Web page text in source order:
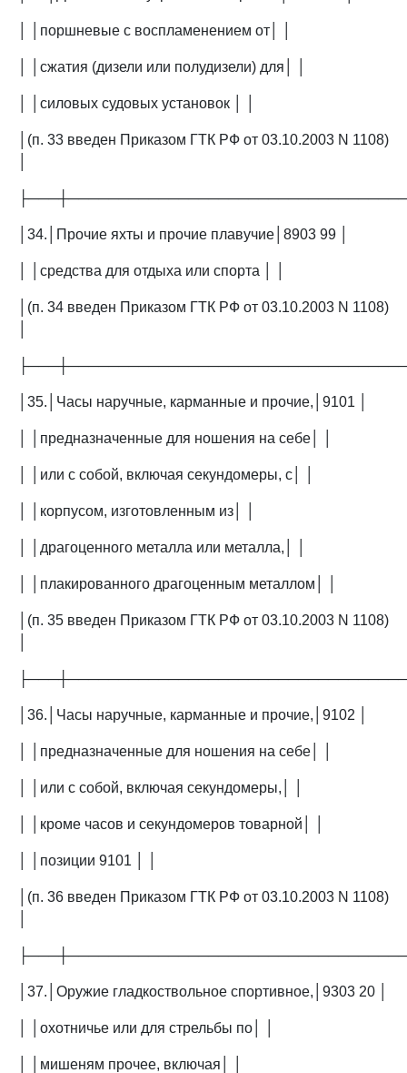
│ │поршневые с воспламенением от│ │
│ │сжатия (дизели или полудизели) для│ │
│ │силовых судовых установок │ │
│(п. 33 введен Приказом ГТК РФ от 03.10.2003 N 1108)
│34.│Прочие яхты и прочие плавучие│8903 99 │
│ │средства для отдыха или спорта │ │
│(п. 34 введен Приказом ГТК РФ от 03.10.2003 N 1108)
│35.│Часы наручные, карманные и прочие,│9101 │
│ │предназначенные для ношения на себе│ │
│ │или с собой, включая секундомеры, с│ │
│ │корпусом, изготовленным из│ │
│ │драгоценного металла или металла,│ │
│ │плакированного драгоценным металлом│ │
│(п. 35 введен Приказом ГТК РФ от 03.10.2003 N 1108)
│36.│Часы наручные, карманные и прочие,│9102 │
│ │предназначенные для ношения на себе│ │
│ │или с собой, включая секундомеры,│ │
│ │кроме часов и секундомеров товарной│ │
│ │позиции 9101 │ │
│(п. 36 введен Приказом ГТК РФ от 03.10.2003 N 1108)
│37.│Оружие гладкоствольное спортивное,│9303 20 │
│ │охотничье или для стрельбы по│ │
│ │мишеням прочее, включая│ │